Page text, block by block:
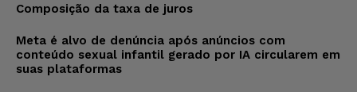
Composição da taxa de juros
Meta é alvo de denúncia após anúncios com
conteúdo sexual infantil gerado por IA circularem em
suas plataformas